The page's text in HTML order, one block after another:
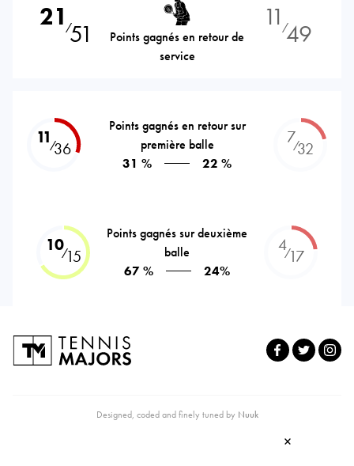
21 ⁄51
Points gagnés en retour de
service
11 ⁄49
11⁄36
Points gagnés en retour sur
première balle
31 %
22 %
7⁄32
10⁄15
Points gagnés sur deuxième
balle
67 %
24%
4⁄17
Designed, coded and finely tuned by Nuuk
×